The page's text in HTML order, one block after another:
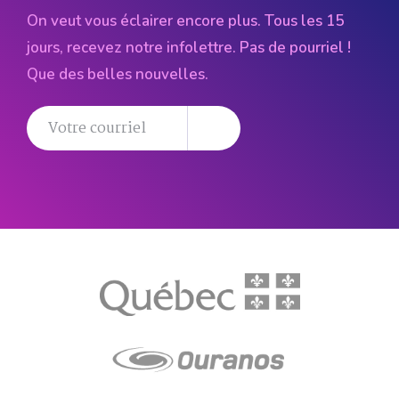
On veut vous éclairer encore plus. Tous les 15
jours, recevez notre infolettre. Pas de pourriel !
Que des belles nouvelles.